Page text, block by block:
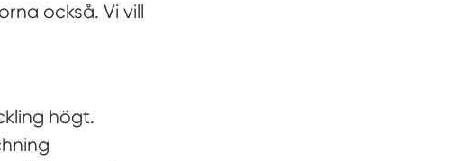
också. Vi vill
högt.